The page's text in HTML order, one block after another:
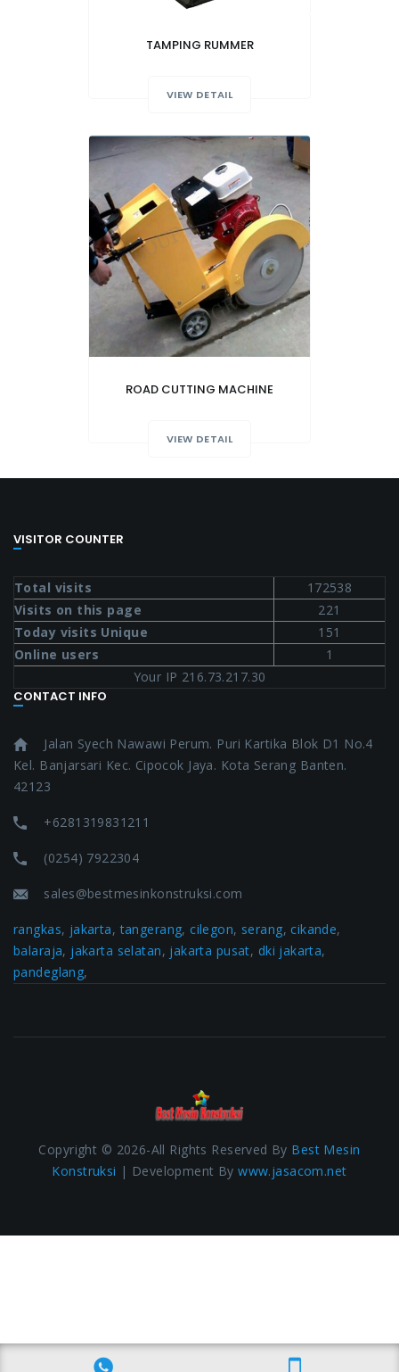
TAMPING RUMMER
VIEW DETAIL
ROAD CUTTING MACHINE
VIEW DETAIL
VISITOR COUNTER
Total visits
172538
Visits on this page
221
Today visits Unique
151
Online users
1
Your IP 216.73.217.30
CONTACT INFO
Jalan Syech Nawawi Perum. Puri Kartika Blok D1 No.4
Kel. Banjarsari Kec. Cipocok Jaya. Kota Serang Banten.
42123
+6281319831211
(0254) 7922304
sales@bestmesinkonstruksi.com
rangkas, jakarta,tangerang,cilegon, serang,cikande,
balaraja, jakarta selatan, jakarta pusat, dki jakarta,
pandeglang,
Copyright © 2026-All Rights Reserved By Best Mesin
Konstruksi | Development Bywww.jasacom.net